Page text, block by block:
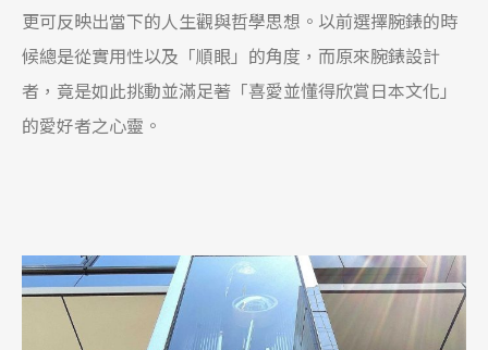
更可反映出當下的人生觀與哲學思想。以前選擇腕錶的時
候總是從實用性以及「順眼」的角度，而原來腕錶設計
者，竟是如此挑動並滿足著「喜愛並懂得欣賞日本文化」
的愛好者之心靈。